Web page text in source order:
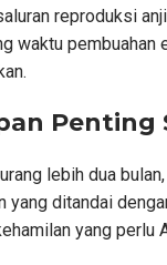
reproduksi
waktu
Penting
lebih dua
yang ditandai
yang perlu